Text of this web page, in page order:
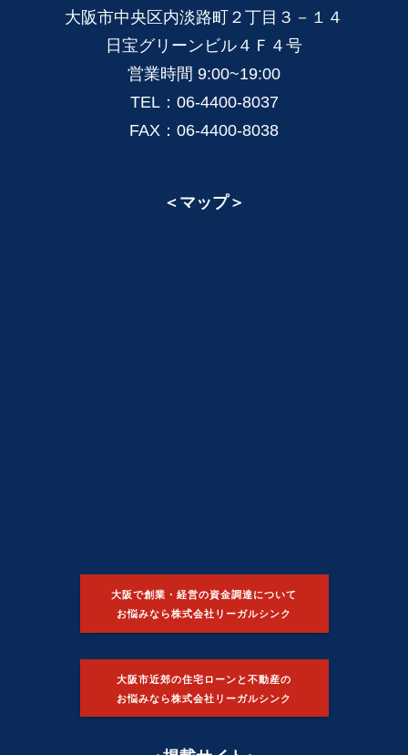
大阪市中央区内淡路町２丁目３－１４
日宝グリーンビル４Ｆ４号
営業時間 9:00~19:00
TEL：06-4400-8037
FAX：06-4400-8038
＜マップ＞
大阪で創業・経営の資金調達について
お悩みなら株式会社リーガルシンク
大阪市近郊の住宅ローンと不動産の
お悩みなら株式会社リーガルシンク